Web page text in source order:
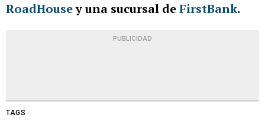
RoadHousey una sucursal deFirstBank.
PUBLICIDAD
TAGS